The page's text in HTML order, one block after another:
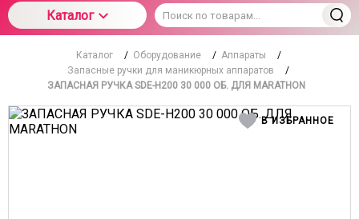
Каталог
Каталог / Оборудование / Аппараты
/
Запасные ручки для маникюрных аппаратов
/
ЗАПАСНАЯ РУЧКА SDE-H200 30 000 ОБ. ДЛЯ MARATHON
В ИЗБРАННОЕ